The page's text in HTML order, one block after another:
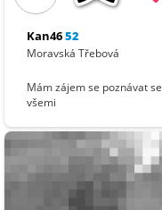
Kan4652
Moravská Třebová
Mám zájem se poznávat se
všemi